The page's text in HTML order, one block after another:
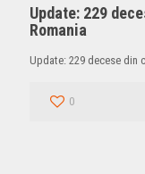
Update: 229
Romania
Update: 229 decese din
0